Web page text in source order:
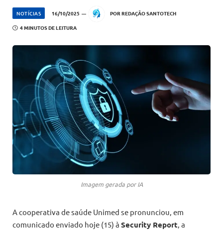
NOTÍCIAS 16/10/2025 POR REDAÇÃO SANTOTECH
4 MINUTOS DE LEITURA
Imagem gerada por IA
A cooperativa de saúde Unimed se pronunciou, em
comunicado enviado hoje (15) à Security Report, a